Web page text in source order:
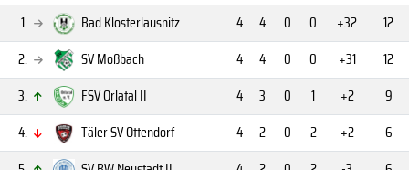
1.
Bad Klosterlausnitz 4 4 0 0 +32
12
2.
SV Moßbach 4 4 0 0 +31
12
3.
FSV Orlatal II 4 3 0 1 +2
9
4.
Täler SV Ottendorf 4 2 0 2 +2
6